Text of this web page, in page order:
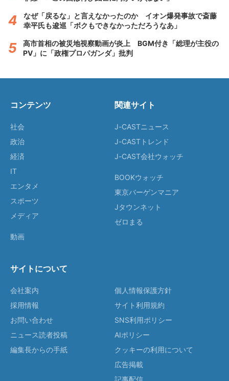
なぜ「戻るな」と言えなかったのか イオン爆発事故で斎藤
幸平氏も逡巡「ボクもできなかっただろうなあ」
高市首相の被災地視察動画が炎上 BGM付き「総理が主役の
PV」に「政権プロパガンダ」批判
コンテンツ
社会
政治
経済
IT
エンタメ
スポーツ
メディア
動画
関連サイト
J-CASTニュース
J-CASTトレンド
J-CAST会社ウォッチ
BOOKウォッチ
東京バーゲンマニア
Jタウンネット
ゼロまる
サイトについて
会社案内
採用情報
お問い合わせ
ニュース読者投稿
編集長からの手紙
個人情報保護方針
サイト利用規約
SNS利用ポリシー
AIポリシー
クッキーの利用について
広告掲載
記事配信